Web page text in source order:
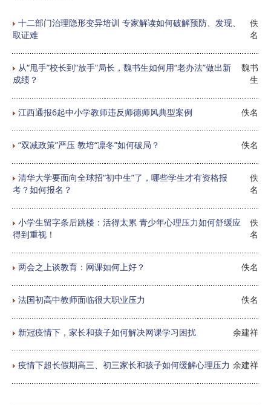
十二部门治理隐形变异培训 专家解读如何破解预防、发现、
取证难
佚
名
从“甩手”校长到“放手”局长，魏书生如何用“老办法”做出新
成绩？
魏书
生
江西通报6起中小学教师违反师德师风典型案例 佚名
“双减政策”严压 教培“凛冬”如何破局？ 佚名
清华大学要面向全球招“初中生”了，哪些学生才有资格报
考？如何报名？
佚
名
小学生留字条后跳楼：活得太累 青少年心理压力如何舒缓应
得到重视！
佚
名
两会之上谈教育：网课如何上好？ 佚名
法国初高中教师面临很大职业压力 佚名
新冠疫情下，家长和孩子如何解决网课学习困扰 余建祥
疫情下超长假期高三、初三家长和孩子如何缓解心理压力 余建祥